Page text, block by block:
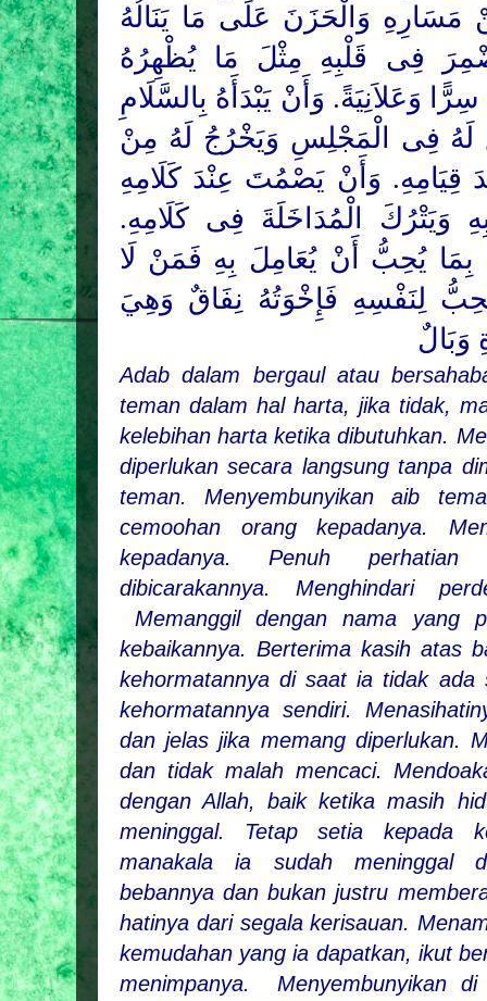
مَسَارِهِ وَالْحَزَنَ عَلَى مَا يَنَالُهُ
فِى قَلْبِهِ مِثْلَ مَا يُظْهِرُهُ
وَعَلاَنِيَةً. وَأَنْ يَبْدَأَهُ بِالسَّلَامِ
لَهُ فِى الْمَجْلِسِ وَيَخْرُجُ لَهُ مِنْ
قِيَامِهِ. وَأَنْ يَصْمُتَ عِنْدَ كَلَامِهِ
الْمُدَاخَلَةَ فِى كَلَامِهِ.
بِمَا يُحِبُّ أَنْ يُعَامِلَ بِهِ فَمَنْ لَا
لِنَفْسِهِ فَإِخْوَتُهُ نِفَاقٌ وَهِيَ
وَبَالٌ
Adab dalam bergaul atau
teman dalam hal harta, jika tidak,
kelebihan harta ketika dibutuhkan.
diperlukan secara langsung tanpa
teman. Menyembunyikan aib
cemoohan orang kepadanya.
kepadanya. Penuh
dibicarakannya. Menghindari
Memanggil dengan nama yang
kebaikannya. Berterima kasih atas
kehormatannya di saat ia tidak ada
kehormatannya sendiri.
dan jelas jika memang diperlukan.
dan tidak malah mencaci.
dengan Allah, baik ketika masih
meninggal. Tetap setia kepada
manakala ia sudah meninggal
bebannya dan bukan justru
hatinya dari segala kerisauan.
kemudahan yang ia dapatkan, ikut
menimpanya. Menyembunyikan